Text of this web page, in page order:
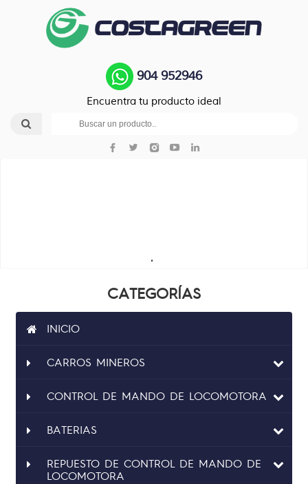
904 952946
Encuentra tu producto ideal
CATEGORÍAS
INICIO
CARROS MINEROS
CONTROL DE MANDO DE LOCOMOTORA
BATERIAS
REPUESTO DE CONTROL DE MANDO DE
LOCOMOTORA